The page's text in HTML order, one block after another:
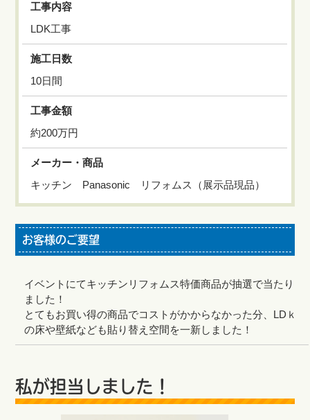
工事内容
LDK工事
施工日数
10日間
工事金額
約200万円
メーカー・商品
キッチン Panasonic リフォムス（展示品現品）
お客様のご要望
イベントにてキッチンリフォムス特価商品が抽選で当たり
ました！
とてもお買い得の商品でコストがかからなかった分、LDｋ
の床や壁紙なども貼り替え空間を一新しました！
私が担当しました！